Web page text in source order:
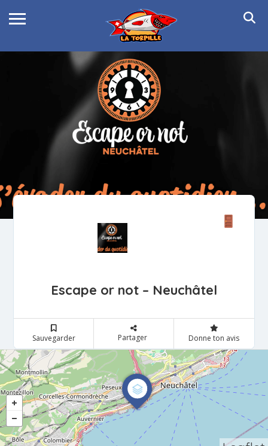
Escape or not – Neuchâtel
Sauvegarder Partager Donne ton avis